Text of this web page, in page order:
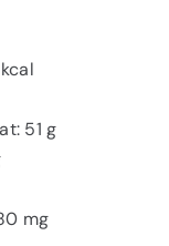
51 g
mg